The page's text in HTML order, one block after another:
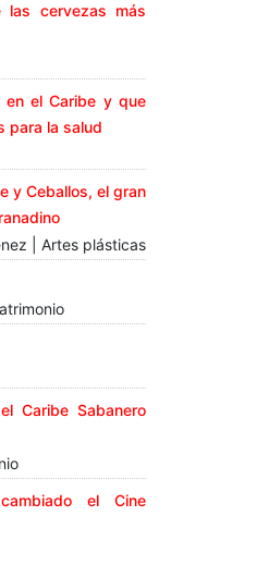
las cervezas más
el Caribe y que
para la salud
y Ceballos, el gran
| Artes plásticas
Caribe Sabanero
el Cine